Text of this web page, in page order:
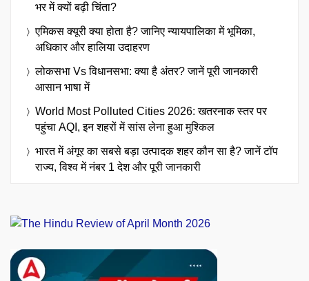
भर में क्यों बढ़ी चिंता?
एमिकस क्यूरी क्या होता है? जानिए न्यायपालिका में भूमिका,
अधिकार और हालिया उदाहरण
लोकसभा Vs विधानसभा: क्या है अंतर? जानें पूरी जानकारी
आसान भाषा में
World Most Polluted Cities 2026: खतरनाक स्तर पर
पहुंचा AQI, इन शहरों में सांस लेना हुआ मुश्किल
भारत में अंगूर का सबसे बड़ा उत्पादक शहर कौन सा है? जानें टॉप
राज्य, विश्व में नंबर 1 देश और पूरी जानकारी